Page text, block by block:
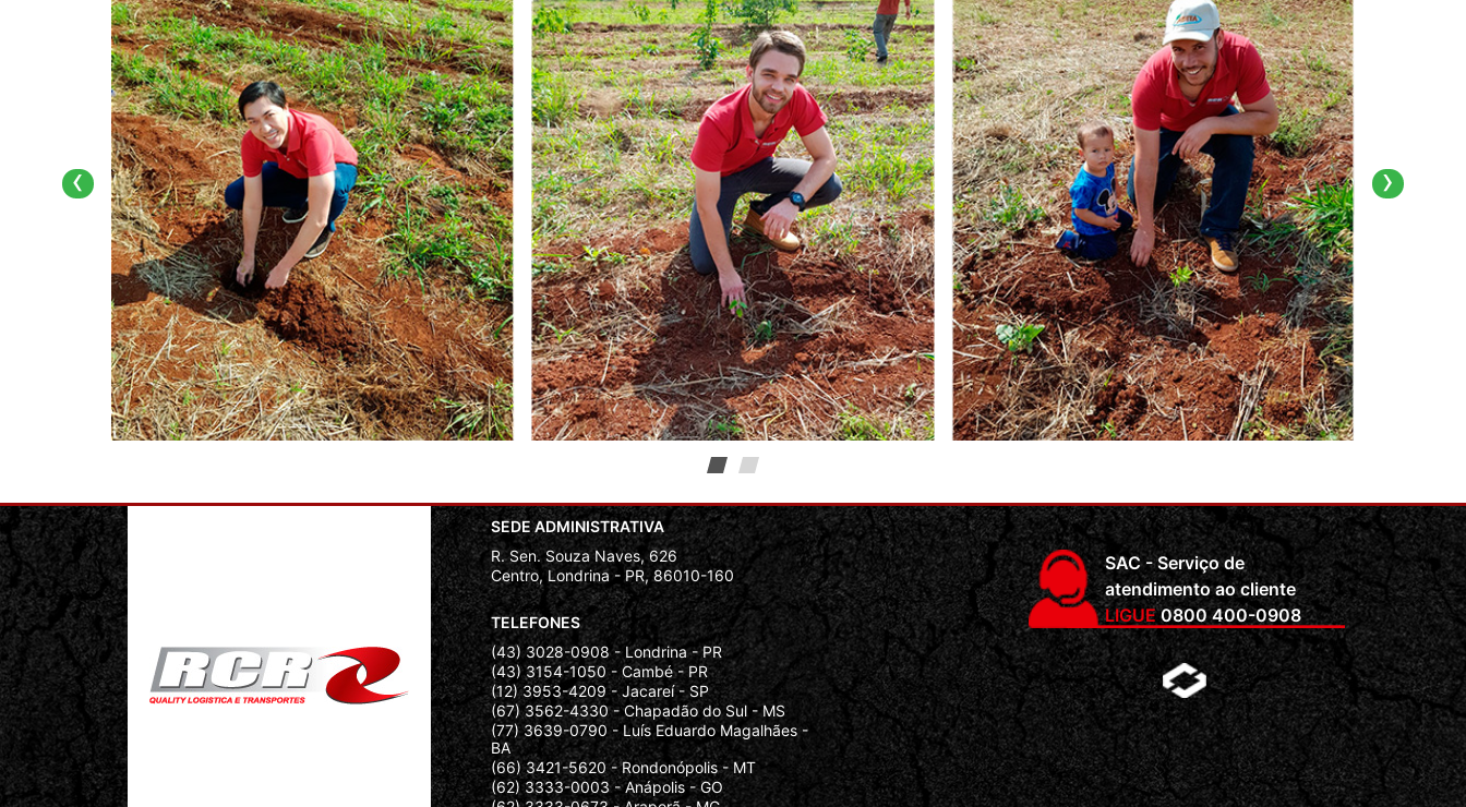
‹ ›
SEDE ADMINISTRATIVA
R. Sen. Souza Naves, 626
Centro, Londrina - PR, 86010-160
TELEFONES
(43) 3028-0908 - Londrina - PR
(43) 3154-1050 - Cambé - PR
(12) 3953-4209 - Jacareí - SP
(67) 3562-4330 - Chapadão do Sul - MS
(77) 3639-0790 - Luís Eduardo Magalhães -
BA
(66) 3421-5620 - Rondonópolis - MT
(62) 3333-0003 - Anápolis - GO
SAC - Serviço de
atendimento ao cliente
LIGUE0800 400-0908